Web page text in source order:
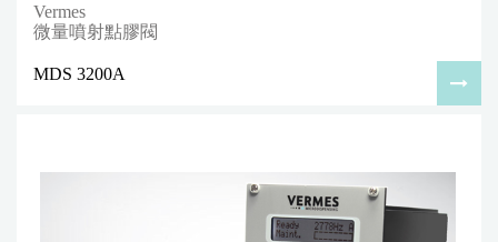
Vermes
微量噴射點膠閥
MDS 3200A